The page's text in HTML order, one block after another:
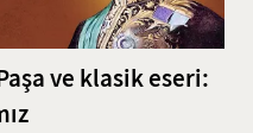
ve klasik eseri: